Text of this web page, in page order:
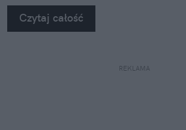
Czytaj całość
REKLAMA